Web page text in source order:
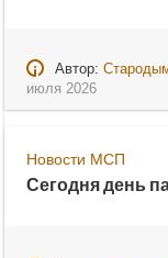
Автор:
июля 2026
Новости МСП
Сегодня день